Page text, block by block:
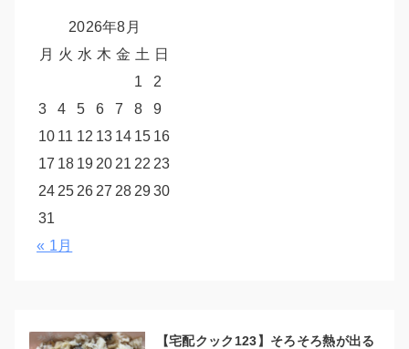
2026年8月
月 火 水 木 金 土 日
1
2
3
4 5 6 7 8
9
10 11 12 13 14 15 16
17 18 19 20 21 22 23
24 25 26 27 28 2930
31
« 1月
【宅配クック123】そろそろ熱が出る